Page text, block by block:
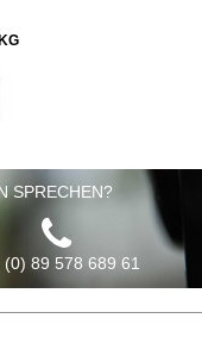
SPRECHEN?
(0) 89 578 689 61